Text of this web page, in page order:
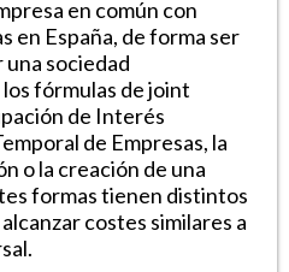
en común con
en España, de forma ser
una sociedad
fórmulas de joint
de Interés
de Empresas, la
o la creación de una
formas tienen distintos
costes similares a